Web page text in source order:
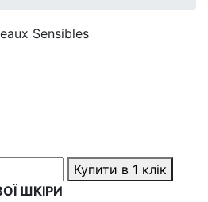
Купити в 1 клік
ШКІРИ